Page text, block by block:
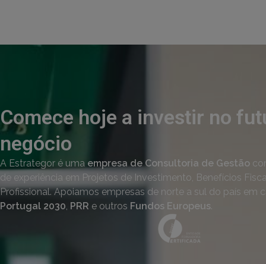
Comece hoje a investir no
negócio
A Estrategor é uma empresa de Consultoria de Gestão
de experiência em Projetos de Investimento, Benefícios
Profissional. Apoiamos empresas de norte a sul do país em
Portugal 2030 PRR e outros Fundos Europeus.